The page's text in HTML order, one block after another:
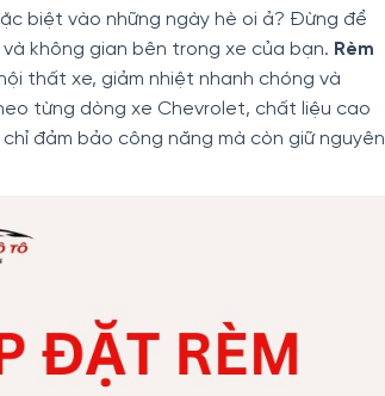
biệt vào những ngày hè oi ả? Đừng để
không gian bên trong xe của bạn. Rèm
thất xe, giảm nhiệt nhanh chóng và
từng dòng xe Chevrolet, chất liệu cao
đảm bảo công năng mà còn giữ nguyên